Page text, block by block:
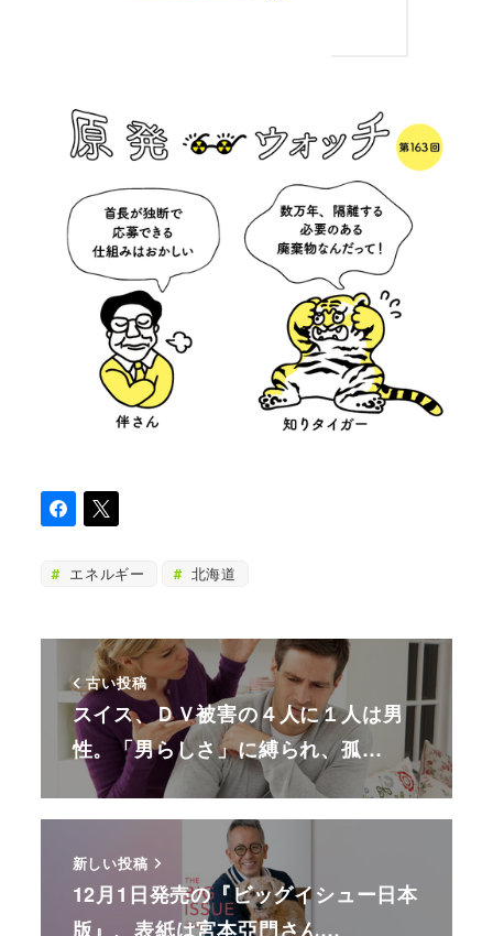
エネルギー 北海道
古い投稿
スイス、ＤＶ被害の４人に１人は男
性。「男らしさ」に縛られ、孤…
新しい投稿
12月1日発売の『ビッグイシュー日本
版』、表紙は宮本亞門さん…